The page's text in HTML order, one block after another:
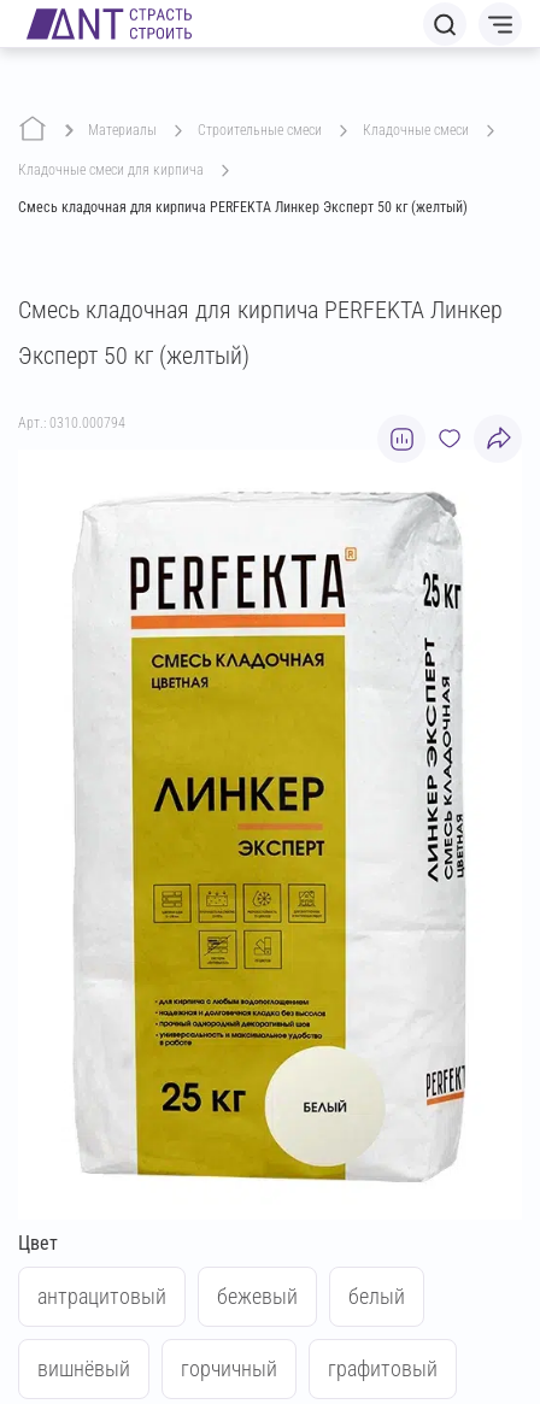
Материалы строительные смеси кладочные смеси
кладочные смеси для кирпича
Смесь кладочная для кирпича PERFEKTA Линкер Эксперт 50 кг (желтый)
Смесь кладочная для кирпича PERFEKTA Линкер
Эксперт 50 кг (желтый)
Арт.: 0310.000794
Цвет
антрацитовый бежевый белый
вишнёвый горчичный графитовый